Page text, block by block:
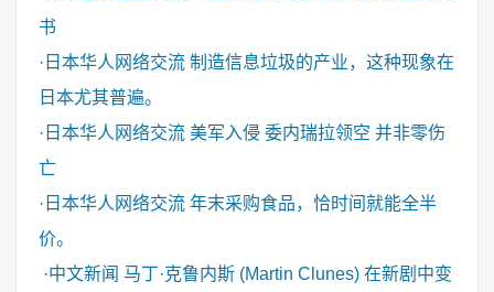
书
· 日本华人网络交流 制造信息垃圾的产业，这种现象在
日本尤其普遍。
· 日本华人网络交流 美军入侵 委内瑞拉领空 并非零伤
亡
· 日本华人网络交流 年末采购食品，恰时间就能全半
价。
·中文新闻 马丁·克鲁内斯 (Martin Clunes) 在新剧中变